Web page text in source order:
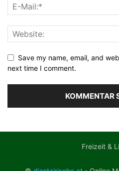
Save my name, email, and
next time I comment.
Freizeit &